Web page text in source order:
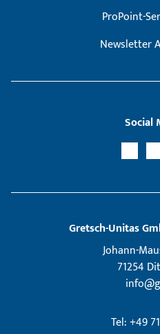
ProPoint-
Newsletter
Social
Gretsch­-Unitas
Johann-
71254
Tel: +49